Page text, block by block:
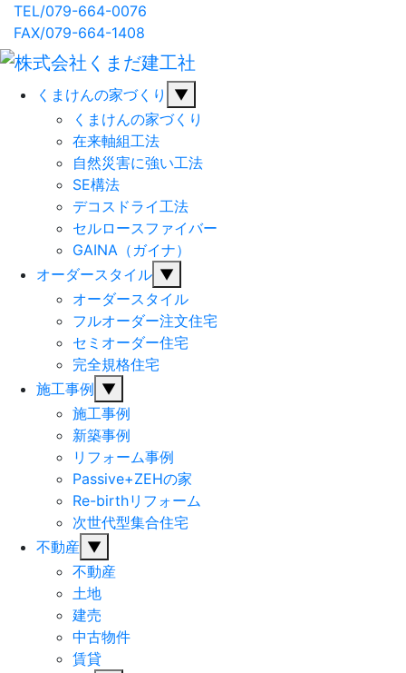
TEL/079-664-0076
FAX/079-664-1408
くまけんの家づくり
▼
くまけんの家づくり
在来軸組工法
自然災害に強い工法
SE構法
デコスドライ工法
セルロースファイバー
GAINA（ガイナ）
オーダースタイル ▼
オーダースタイル
フルオーダー注文住宅
セミオーダー住宅
完全規格住宅
施工事例 ▼
施工事例
新築事例
リフォーム事例
Passive+ZEHの家
Re-birthリフォーム
次世代型集合住宅
不動産 ▼
不動産
土地
建売
中古物件
賃貸